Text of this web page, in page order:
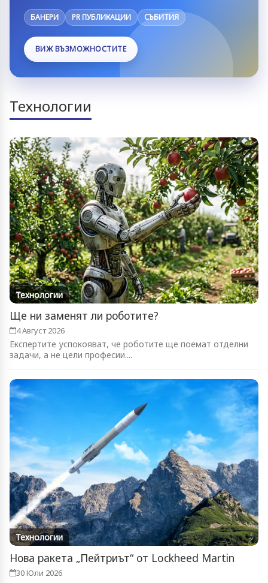
БАНЕРИ PR ПУБЛИКАЦИИ СЪБИТИЯ
ВИЖ ВЪЗМОЖНОСТИТЕ
Технологии
Технологии
Ще ни заменят ли роботите?
4 Август 2026
Експертите успокояват, че роботите ще поемат отделни
задачи, а не цели професии....
Технологии
Нова ракета „Пейтриът“ от Lockheed Martin
30 Юли 2026